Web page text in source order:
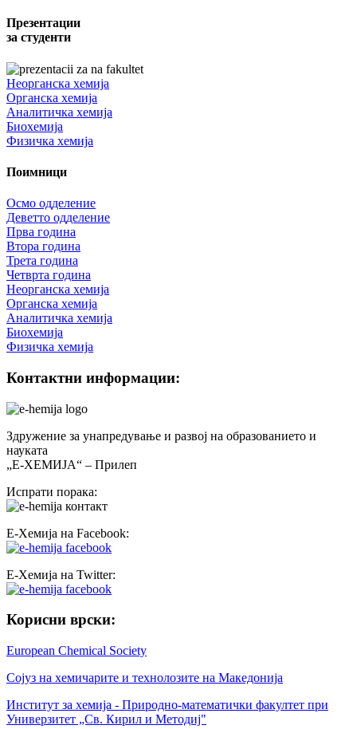
Презентации
за студенти
Неорганска хемија
Органска хемија
Аналитичка хемија
Биохемија
Физичка хемија
Поимници
Осмо одделение
Деветто одделение
Прва година
Втора година
Трета година
Четврта година
Неорганска хемија
Органска хемија
Аналитичка хемија
Биохемија
Физичка хемија
Контактни информации:
Здружение за унапредување и развој на образованието и
науката
„Е-ХЕМИЈА“ – Прилеп
Испрати порака:
Е-Хемија на Facebook:
Е-Хемија на Twitter:
Корисни врски:
European Chemical Society
Сојуз на хемичарите и технолозите на Македонија
Институт за хемија - Природно-математички факултет при
Универзитет „Св. Кирил и Методиј"